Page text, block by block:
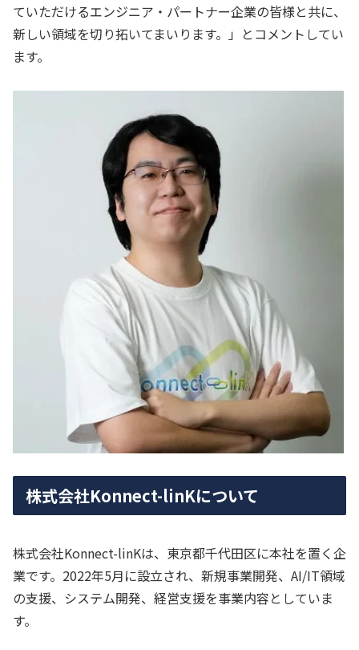
ていただけるエンジニア・パートナー企業の皆様と共に、
新しい領域を切り拓いてまいります。」とコメントしてい
ます。
株式会社Konnect-linKについて
株式会社Konnect-linKは、東京都千代田区に本社を置く企
業です。2022年5月に設立され、新規事業開発、AI/IT領域
の支援、システム開発、経営支援を事業内容としていま
す。